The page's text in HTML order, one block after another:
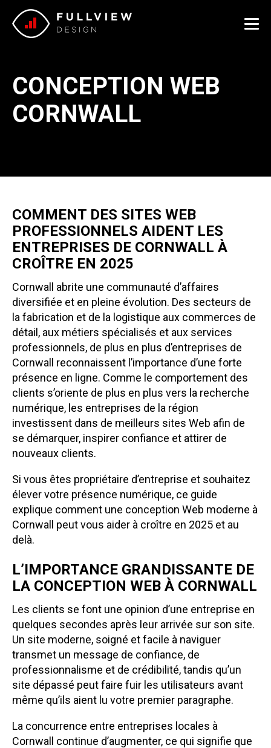
CONCEPTION WEB
CORNWALL
COMMENT DES SITES WEB
PROFESSIONNELS AIDENT LES
ENTREPRISES DE CORNWALL À
CROÎTRE EN 2025
Cornwall abrite une communauté d’affaires
diversifiée et en pleine évolution. Des secteurs de
la fabrication et de la logistique aux commerces de
détail, aux métiers spécialisés et aux services
professionnels, de plus en plus d’entreprises de
Cornwall reconnaissent l’importance d’une forte
présence en ligne. Comme le comportement des
clients s’oriente de plus en plus vers la recherche
numérique, les entreprises de la région
investissent dans de meilleurs sites Web afin de
se démarquer, inspirer confiance et attirer de
nouveaux clients.
Si vous êtes propriétaire d’entreprise et souhaitez
élever votre présence numérique, ce guide
explique comment une conception Web moderne à
Cornwall peut vous aider à croître en 2025 et au
delà.
L’IMPORTANCE GRANDISSANTE DE
LA CONCEPTION WEB À CORNWALL
Les clients se font une opinion d’une entreprise en
quelques secondes après leur arrivée sur son site.
Un site moderne, soigné et facile à naviguer
transmet un message de confiance, de
professionnalisme et de crédibilité, tandis qu’un
site dépassé peut faire fuir les utilisateurs avant
même qu’ils aient lu votre premier paragraphe.
La concurrence entre entreprises locales à
Cornwall continue d’augmenter, ce qui signifie que